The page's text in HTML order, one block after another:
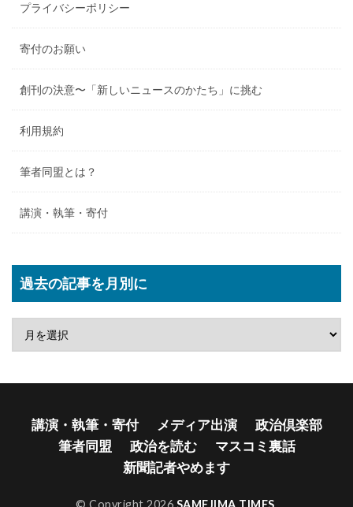
プライバシーポリシー
寄付のお願い
創刊の決意〜「新しいニュースのかたち」に挑む
利用規約
筆者同盟とは？
講演・執筆・寄付
過去の記事を月別に
講演・執筆・寄付 メディア出演
政治倶楽部
筆者同盟
政治を読む
マスコミ裏話
新聞記者やめます